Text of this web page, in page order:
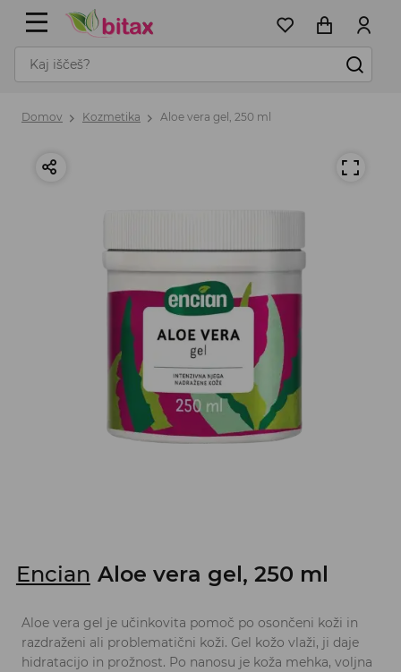
Domov Kozmetika Aloe vera gel, 250 ml
Encian Aloe vera gel, 250 ml
Aloe vera gel je učinkovita pomoč po osončeni koži in
razdraženi ali problematični koži. Gel kožo vlaži, ji daje
hidratacijo in prožnost. Po nanosu je koža mehka, voljna